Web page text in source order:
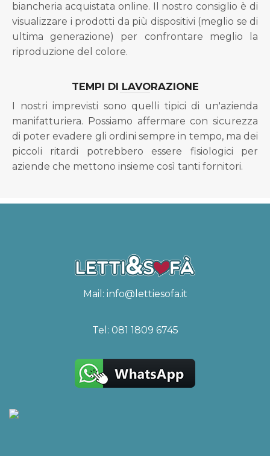
biancheria acquistata online. Il nostro consiglio è di
visualizzare i prodotti da più dispositivi (meglio se di
ultima generazione) per confrontare meglio la
riproduzione del colore.
TEMPI DI LAVORAZIONE
I nostri imprevisti sono quelli tipici di un'azienda
manifatturiera. Possiamo affermare con sicurezza
di poter evadere gli ordini sempre in tempo, ma dei
piccoli ritardi potrebbero essere fisiologici per
aziende che mettono insieme così tanti fornitori.
Mail: info@lettiesofa.it
Tel: 081 1809 6745